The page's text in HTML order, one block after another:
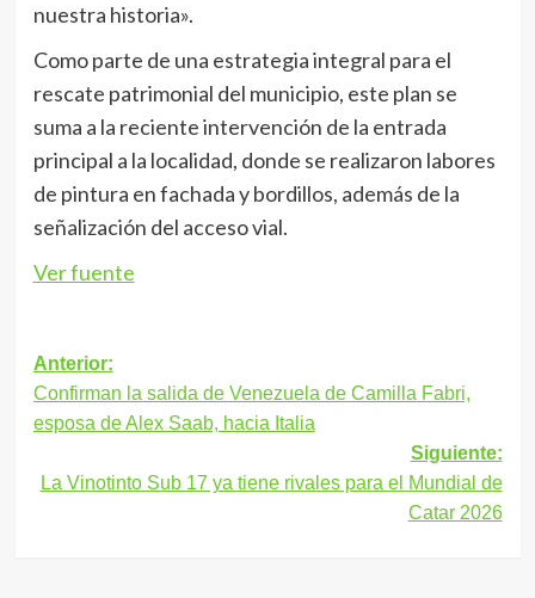
nuestra historia».
Como parte de una estrategia integral para el
rescate patrimonial del municipio, este plan se
suma a la reciente intervención de la entrada
principal a la localidad, donde se realizaron labores
de pintura en fachada y bordillos, además de la
señalización del acceso vial.
Ver fuente
Navegación
de
entradas
Anterior:
Confirman la salida de Venezuela de Camilla Fabri,
esposa de Alex Saab, hacia Italia
Siguiente:
La Vinotinto Sub 17 ya tiene rivales para el Mundial de
Catar 2026